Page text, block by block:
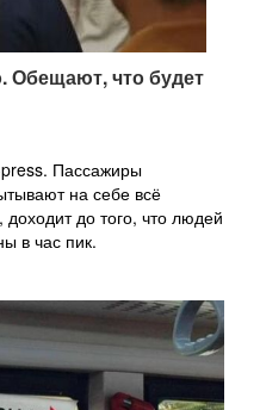
Обещают, что будет
Пассажиры
на себе всё
доходит до того, что людей
в час пик.